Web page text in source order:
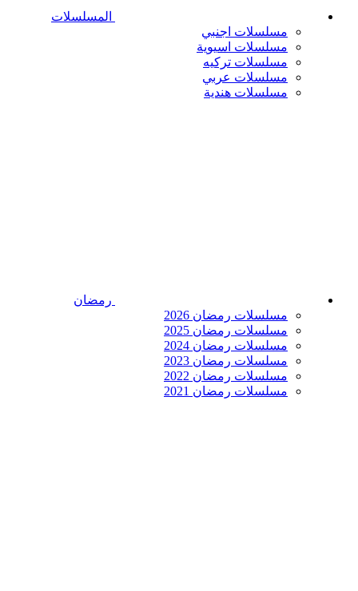
المسلسلات
مسلسلات اجنبي
مسلسلات اسيوية
مسلسلات تركيه
مسلسلات عربي
مسلسلات هندية
رمضان
مسلسلات رمضان 2026
مسلسلات رمضان 2025
مسلسلات رمضان 2024
مسلسلات رمضان 2023
مسلسلات رمضان 2022
مسلسلات رمضان 2021